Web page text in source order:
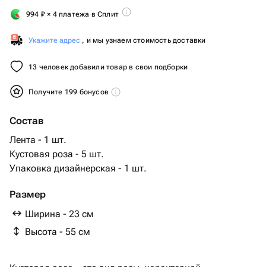
994 ₽ × 4 платежа в Сплит
Укажите адрес , и мы узнаем стоимость доставки
13 человек добавили товар в свои подборки
Получите 199 бонусов
Состав
Лента - 1 шт.
Кустовая роза - 5 шт.
Упаковка дизайнерская - 1 шт.
Размер
Ширина - 23 см
Высота - 55 см